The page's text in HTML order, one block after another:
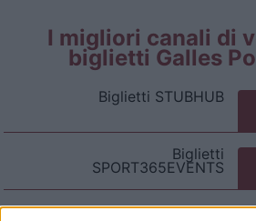
I migliori canali di
biglietti Galles
Biglietti STUBHUB
Biglietti
SPORT365EVENTS
Nessun biglietto a